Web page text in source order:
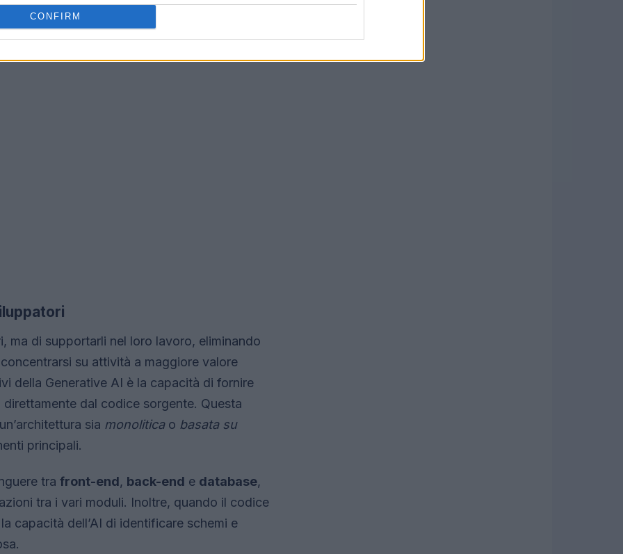
CONFIRM
ma di supportarli nel loro lavoro, eliminando
su attività a maggiore valore
della Generative AI è la capacità di fornire
dal codice sorgente. Questa
sia monoliticao basata su
principali.
tra front-end, back-end e database,
tra i vari moduli. Inoltre, quando il codice
capacità dell’AI di identificare schemi e